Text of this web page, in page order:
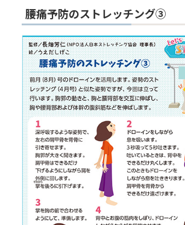
腰痛予防のストレッチング③